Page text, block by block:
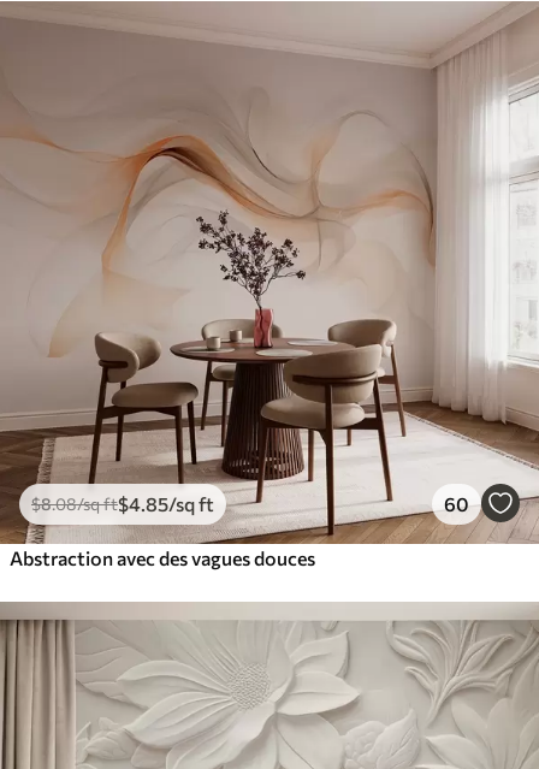
$8.08/sq ft$4 .85/sq ft 60
Abstraction avec des vagues douces